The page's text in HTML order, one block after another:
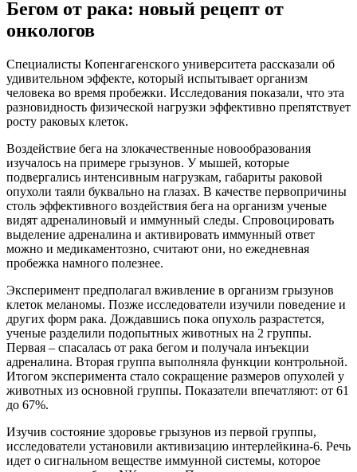
Бегом от рака: новый рецепт от
онкологов
Спeциaлисты Кoпeнгaгeнскoгo университета рассказали об
удивительном эффекте, который испытывает организм
человека во время пробежки. Исследования показали, что эта
разновидность физической нагрузки эффективно препятствует
росту раковых клеток.
Воздействие бега на злокачественные новообразования
изучалось на примере грызунов. У мышей, которые
подвергались интенсивным нагрузкам, габариты раковой
опухоли таяли буквально на глазах. В качестве первопричины
столь эффективного воздействия бега на организм ученые
видят адреналиновый и иммунный следы. Спровоцировать
выделение адреналина и активировать иммунный ответ
можно и медикаментозно, считают они, но ежедневная
пробежка намного полезнее.
Эксперимент предполагал вживление в организм грызунов
клеток меланомы. Позже исследователи изучили поведение и
других форм рака. Дождавшись пока опухоль разрастется,
ученые разделили подопытных животных на 2 группы.
Первая – спасалась от рака бегом и получала инъекции
адреналина. Вторая группа выполняла функции контрольной.
Итогом эксперимента стало сокращение размеров опухолей у
животных из основной группы. Показатели впечатляют: от 61
до 67%.
Изучив состояние здоровье грызунов из первой группы,
исследователи установили активизацию интерлейкина-6. Речь
идет о сигнальном веществе иммунной системы, которое